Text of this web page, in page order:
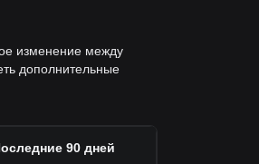
изменение между
дополнительные
90 дней